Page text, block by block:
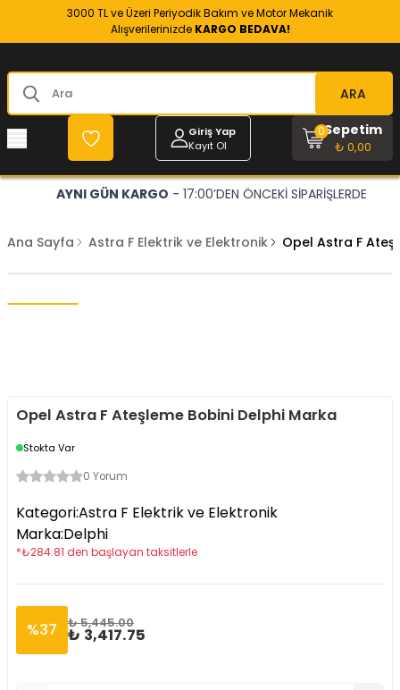
3000 TL ve Üzeri Periyodik Bakım ve Motor Mekanik
Alışverilerinizde KARGO BEDAVA!
ARA
Giriş Yap
Kayıt Ol
Sepetim
₺ 0,00
0
AYNI GÜN KARGO - 17:00’DEN ÖNCEKİ SİPARİŞLERDE
Ana Sayfa Astra F Elektrik ve Elektronik Opel Astra F
Opel Astra F Ateşleme Bobini Delphi Marka
Stokta Var
0 Yorum
Kategori:Astra F Elektrik ve Elektronik
Marka:Delphi
*₺284.81 den başlayan taksitlerle
%37 ₺ 5,445.00
₺ 3,417.75